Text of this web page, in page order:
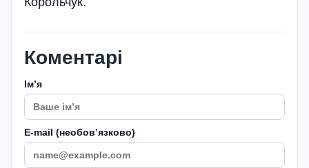
Коментарі
Імʼя
E-mail (необовʼязково)